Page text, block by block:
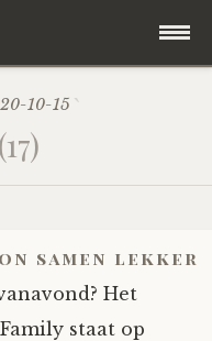
10-15
samen lekker
Het
staat op